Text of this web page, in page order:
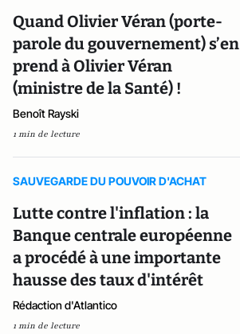
Quand Olivier Véran (porte-
parole du gouvernement) s’en
prend à Olivier Véran
(ministre de la Santé) !
Benoît Rayski
1 min de lecture
SAUVEGARDE DU POUVOIR D'ACHAT
Lutte contre l'inflation : la
Banque centrale européenne
a procédé à une importante
hausse des taux d'intérêt
Rédaction d'Atlantico
1 min de lecture